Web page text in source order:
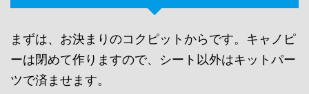
まずは、お決まりのコクピットからです。キャノピ
ーは閉めて作りますので、シート以外はキットパー
ツで済ませます。